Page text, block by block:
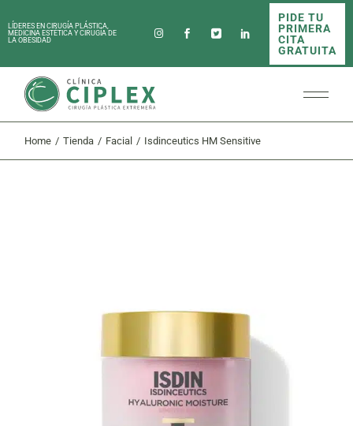
to
theLÍDERES EN CIRUGÍA PLÁSTICA,
MEDICINA ESTÉTICA Y CIRUGÍA DE
LA OBESIDAD
PIDE TU
PRIMERA
CITA
GRATUITA
Home Tienda Facial Isdinceutics HM Sensitive